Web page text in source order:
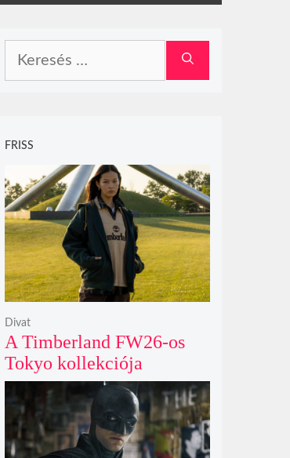
FRISS
A Timberland FW26-os
Tokyo kollekciója
flanellel, kordbársonnyal
és bőrrel gondolja újra az
időtlen örökséget
Divat